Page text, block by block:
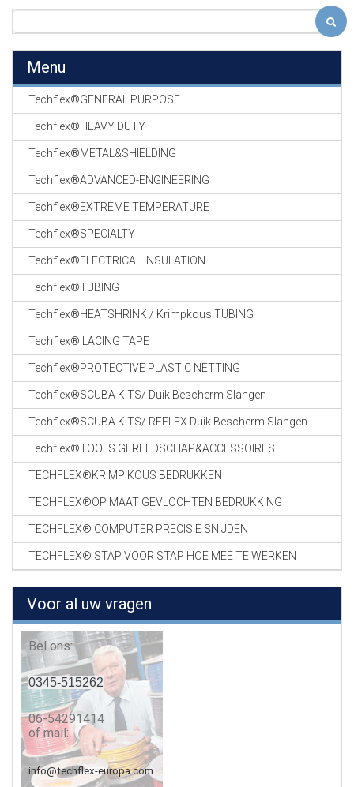
Menu
Techflex®GENERAL PURPOSE
Techflex®HEAVY DUTY
Techflex®METAL&SHIELDING
Techflex®ADVANCED-ENGINEERING
Techflex®EXTREME TEMPERATURE
Techflex®SPECIALTY
Techflex®ELECTRICAL INSULATION
Techflex®TUBING
Techflex®HEATSHRINK / Krimpkous TUBING
Techflex® LACING TAPE
Techflex®PROTECTIVE PLASTIC NETTING
Techflex®SCUBA KITS/ Duik Bescherm Slangen
Techflex®SCUBA KITS/ REFLEX Duik Bescherm Slangen
Techflex®TOOLS GEREEDSCHAP&ACCESSOIRES
TECHFLEX®KRIMP KOUS BEDRUKKEN
TECHFLEX®OP MAAT GEVLOCHTEN BEDRUKKING
TECHFLEX® COMPUTER PRECISIE SNIJDEN
TECHFLEX® STAP VOOR STAP HOE MEE TE WERKEN
Voor al uw vragen
Bel ons:
0345-515262
06-54291414
of mail:
info@techflex-europa.com